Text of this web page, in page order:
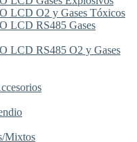
LCD O2 y Gases Tóxicos
LCD RS485 Gases
LCD RS485 O2 y Gases
Mixtos